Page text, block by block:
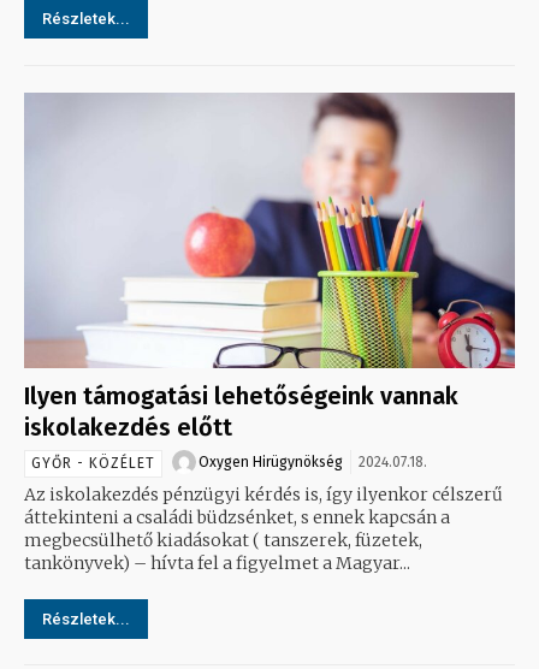
Részletek...
Ilyen támogatási lehetőségeink vannak
iskolakezdés előtt
GYŐR - KÖZÉLET Oxygen Hirügynökség 2024.07.18.
Az iskolakezdés pénzügyi kérdés is, így ilyenkor célszerű
áttekinteni a családi büdzsénket, s ennek kapcsán a
megbecsülhető kiadásokat ( tanszerek, füzetek,
tankönyvek) – hívta fel a figyelmet a Magyar...
Részletek...